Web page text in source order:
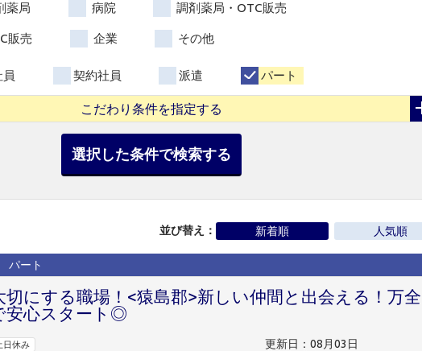
薬局 病院 調剤薬局・OTC販売
販売 企業 その他
員 契約社員 派遣 パート
こだわり条件を指定する
選択した条件で検索する
並び替え： 新着順 人気順
パート
にする職場！<猿島郡>新しい仲間と出会える！万全
安心スタート◎
日休み
更新日：08月03日